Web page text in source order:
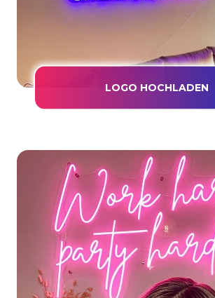
LOGO HOCHLADEN